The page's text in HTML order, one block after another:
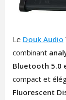
Le Douk Audio
combinant
Bluetooth 5.0
compact et
Fluorescent